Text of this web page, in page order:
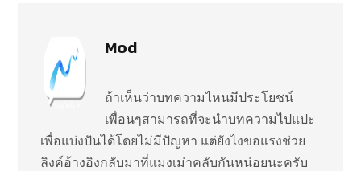
Mod
ถ้าเห็นว่าบทความไหนมีประโยชน์
เพื่อนๆสามารถที่จะนำบทความไปแปะ
เพื่อแบ่งปันได้โดยไม่มีปัญหา แต่ยังไงขอแรงช่วย
ลิงค์อ้างอิงกลับมาที่แมงเม่าคลับกันหน่อยนะครับ